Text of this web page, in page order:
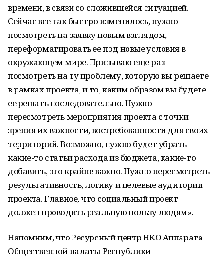
времени, в связи со сложившейся ситуацией.
Сейчас все так быстро изменилось, нужно
посмотреть на заявку новым взглядом,
переформатировать ее под новые условия в
окружающем мире. Призываю еще раз
посмотреть на ту проблему, которую вы решаете
в рамках проекта, и то, каким образом вы будете
ее решать последовательно. Нужно
пересмотреть мероприятия проекта с точки
зрения их важности, востребованности для своих
территорий. Возможно, нужно будет убрать
какие-то статьи расхода из бюджета, какие-то
добавить, это крайне важно. Нужно пересмотреть
результативность, логику и целевые аудитории
проекта. Главное, что социальный проект
должен проводить реальную пользу людям».
Напомним, что Ресурсный центр НКО Аппарата
Общественной палаты Республики